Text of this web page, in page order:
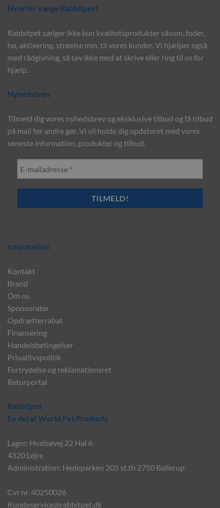
Hvorfor vælge Rabbitpet?
Rabbitpet sælger ikke kun kvalitetsprodukter såsom, foder,
hø, aktivering, strøelse mm. til vores kunder. Vi hjælper også
med rådgivning, så tøv ikke med at skrive eller ring til os for
hjælp..
Nyhedsbrev
Tilmeld dig vores nyhedsbrev og eksklusive tilbud og få tilbud
på mail før andre gør. Vi vil holde dig opdateret med vores
seneste information, produkter og tilbud.
Information
Kontakt
Brand
Om os
Sponsorater
Opdrætterrabat
Finansering
Handelsbetingelser
Privatlivspolitik
Fortrydelse og reklamationsret
Returportal
Rabbitpet
En del af World Pet Products
Lager: Hvalsøvej 22 Hal 6
4320 Lejre
Administration: Hedeparken 205 st.th 2750 Ballerup
Cvr nr. 40250026
Kundeservice@rabbitpet.dk